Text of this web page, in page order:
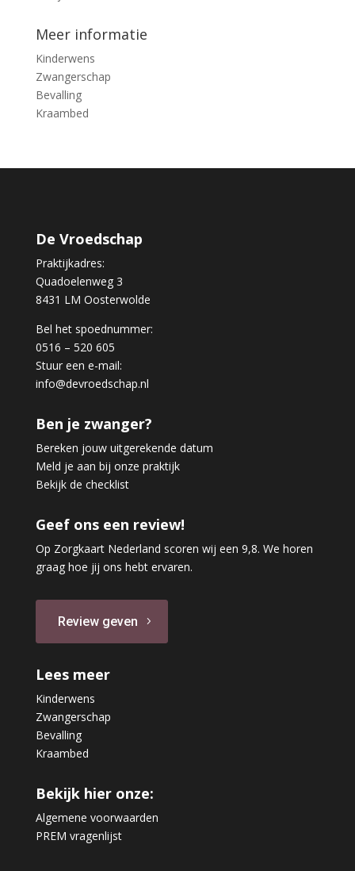
Meer informatie
Kinderwens
Zwangerschap
Bevalling
Kraambed
De Vroedschap
Praktijkadres:
Quadoelenweg 3
8431 LM Oosterwolde
Bel het spoednummer:
0516 – 520 605
Stuur een e-mail:
info@devroedschap.nl
Ben je zwanger?
Bereken jouw uitgerekende datum
Meld je aan bij onze praktijk
Bekijk de checklist
Geef ons een review!
Op Zorgkaart Nederland scoren wij een 9,8. We horen
graag hoe jij ons hebt ervaren.
Review geven
Lees meer
Kinderwens
Zwangerschap
Bevalling
Kraambed
Bekijk hier onze:
Algemene voorwaarden
PREM vragenlijst